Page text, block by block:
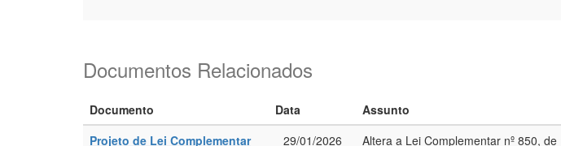
Documentos Relacionados
Documento Data Assunto
Projeto de Lei Complementar
29/01/2026
Altera a Lei Complementar nº 850,